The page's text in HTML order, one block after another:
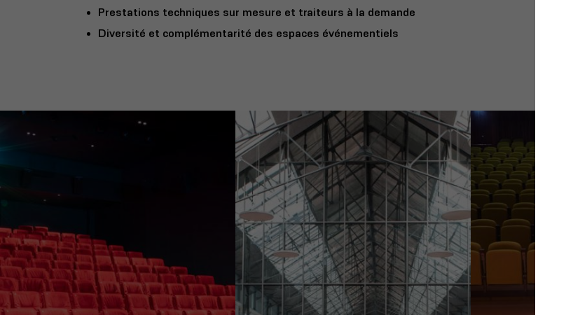
Prestations techniques sur mesure et traiteurs à la demande
Diversité et complémentarité des espaces événementiels